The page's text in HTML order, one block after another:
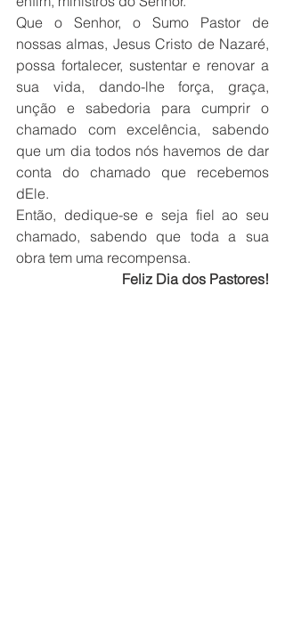
Que o Senhor, o Sumo Pastor de
nossas almas, Jesus Cristo de Nazaré,
possa fortalecer, sustentar e renovar a
sua vida, dando-lhe força, graça,
unção e sabedoria para cumprir o
chamado com excelência, sabendo
que um dia todos nós havemos de dar
conta do chamado que recebemos
dEle.
Então, dedique-se e seja fiel ao seu
chamado, sabendo que toda a sua
obra tem uma recompensa.
Feliz Dia dos Pastores!